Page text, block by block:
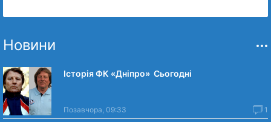
Новини
Історія ФК «Дніпро» Сьогодні
Позавчора, 09:33 1